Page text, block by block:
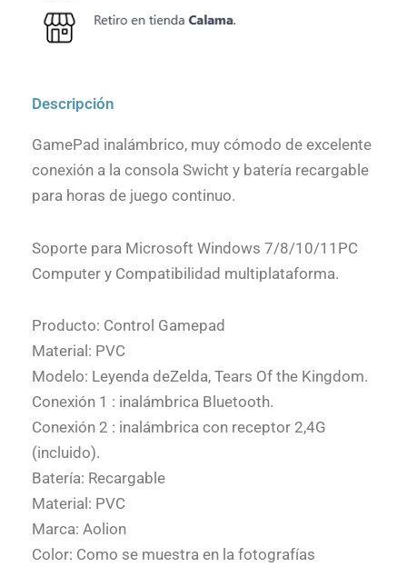
Descripción
GamePad inalámbrico, muy cómodo de excelente
conexión a la consola Swicht y batería recargable
para horas de juego continuo.
Soporte para Microsoft Windows 7/8/10/11PC
Computer y Compatibilidad multiplataforma.
Producto: Control Gamepad
Material: PVC
Modelo: Leyenda deZelda, Tears Of the Kingdom.
Conexión 1 : inalámbrica Bluetooth.
Conexión 2 : inalámbrica con receptor 2,4G
(incluido).
Batería: Recargable
Material: PVC
Marca: Aolion
Color: Como se muestra en la fotografías